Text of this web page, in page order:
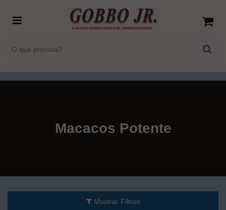
Macacos Potente
Mostrar Filtros